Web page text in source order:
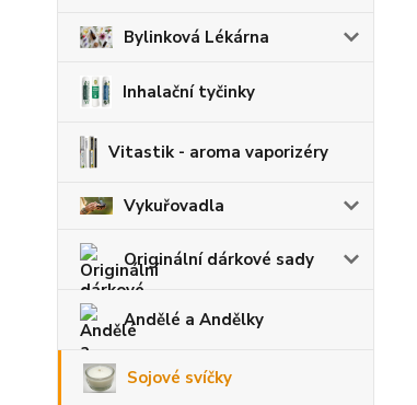
Bylinková Lékárna
Inhalační tyčinky
Vitastik - aroma vaporizéry
Vykuřovadla
Originální dárkové sady
Andělé a Andělky
Sojové svíčky